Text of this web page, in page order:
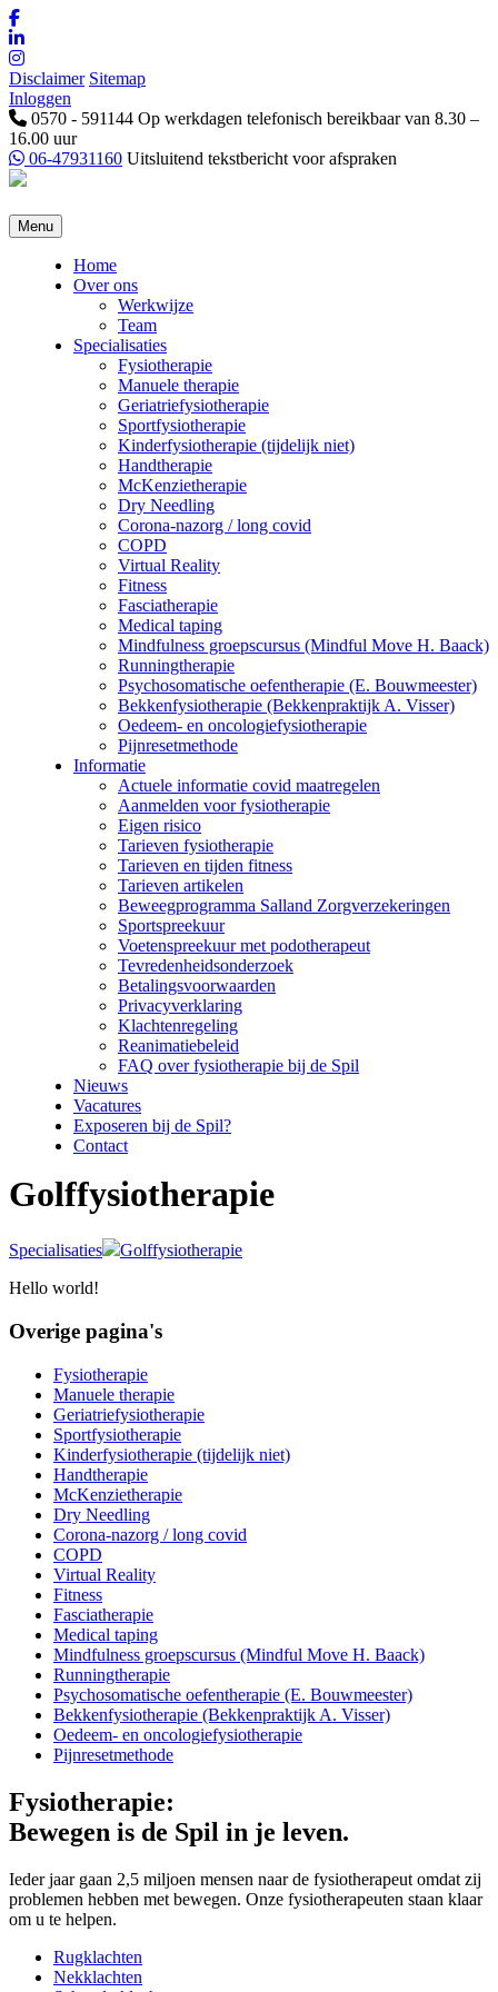
Disclaimer Sitemap
Inloggen
0570 - 591144 Op werkdagen telefonisch bereikbaar van 8.30 –
16.00 uur
06-47931160 Uitsluitend tekstbericht voor afspraken
Menu
Home
Over ons
Werkwijze
Team
Specialisaties
Fysiotherapie
Manuele therapie
Geriatriefysiotherapie
Sportfysiotherapie
Kinderfysiotherapie (tijdelijk niet)
Handtherapie
McKenzietherapie
Dry Needling
Corona-nazorg / long covid
COPD
Virtual Reality
Fitness
Fasciatherapie
Medical taping
Mindfulness groepscursus (Mindful Move H. Baack)
Runningtherapie
Psychosomatische oefentherapie (E. Bouwmeester)
Bekkenfysiotherapie (Bekkenpraktijk A. Visser)
Oedeem- en oncologiefysiotherapie
Pijnresetmethode
Informatie
Actuele informatie covid maatregelen
Aanmelden voor fysiotherapie
Eigen risico
Tarieven fysiotherapie
Tarieven en tijden fitness
Tarieven artikelen
Beweegprogramma Salland Zorgverzekeringen
Sportspreekuur
Voetenspreekuur met podotherapeut
Tevredenheidsonderzoek
Betalingsvoorwaarden
Privacyverklaring
Klachtenregeling
Reanimatiebeleid
FAQ over fysiotherapie bij de Spil
Nieuws
Vacatures
Exposeren bij de Spil?
Contact
Golffysiotherapie
Specialisaties
Golffysiotherapie
Hello world!
Overige pagina's
Fysiotherapie
Manuele therapie
Geriatriefysiotherapie
Sportfysiotherapie
Kinderfysiotherapie (tijdelijk niet)
Handtherapie
McKenzietherapie
Dry Needling
Corona-nazorg / long covid
COPD
Virtual Reality
Fitness
Fasciatherapie
Medical taping
Mindfulness groepscursus (Mindful Move H. Baack)
Runningtherapie
Psychosomatische oefentherapie (E. Bouwmeester)
Bekkenfysiotherapie (Bekkenpraktijk A. Visser)
Oedeem- en oncologiefysiotherapie
Pijnresetmethode
Fysiotherapie:
Bewegen is de Spil in je leven.
Ieder jaar gaan 2,5 miljoen mensen naar de fysiotherapeut omdat zij
problemen hebben met bewegen. Onze fysiotherapeuten staan klaar
om u te helpen.
Rugklachten
Nekklachten